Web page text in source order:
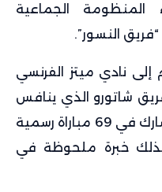
المنظومة الجماعية
النسور”.
إلى نادي ميتز الفرنسي
إلى فريق شاتورو الذي ينافس
في دوري الدرجة الثالثة، حيث شارك في 69 مباراة رسمية
خبرة ملحوظة في